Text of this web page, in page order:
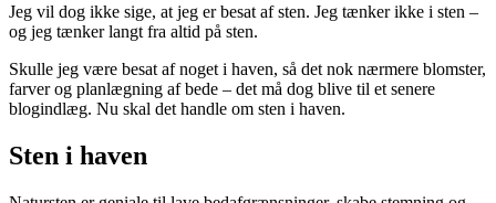
Jeg vil dog ikke sige, at jeg er besat af sten. Jeg tænker ikke i sten –
og jeg tænker langt fra altid på sten.
Skulle jeg være besat af noget i haven, så det nok nærmere blomster,
farver og planlægning af bede – det må dog blive til et senere
blogindlæg. Nu skal det handle om sten i haven.
Sten i haven